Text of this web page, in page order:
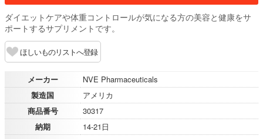
ダイエットケアや体重コントロールが気になる方の美容と健康をサ
ポートするサプリメントです。
ほしいものリストへ登録
メーカー
NVE Pharmaceuticals
製造国
アメリカ
商品番号
30317
納期
14-21日